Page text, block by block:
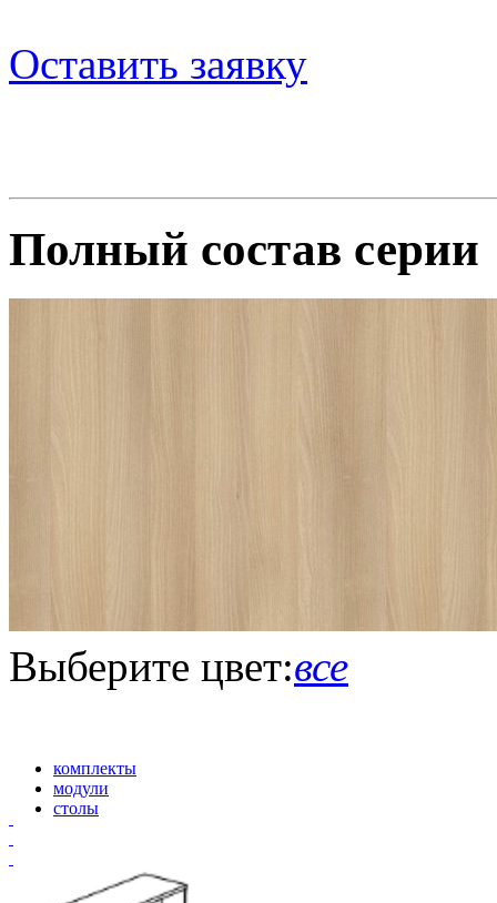
Оставить заявку
Полный состав серии
Выберите цвет:все
комплекты
модули
столы